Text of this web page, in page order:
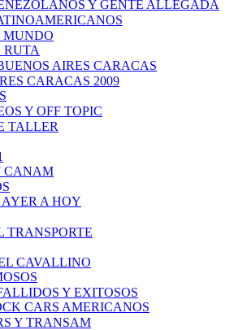
Y GENTE ALLEGADA
RUTA
AIRES CARACAS
CARACAS 2009
Y OFF TOPIC
TALLER
CANAM
A HOY
CAVALLINO
Y EXITOSOS
CARS AMERICANOS
Y TRANSAM